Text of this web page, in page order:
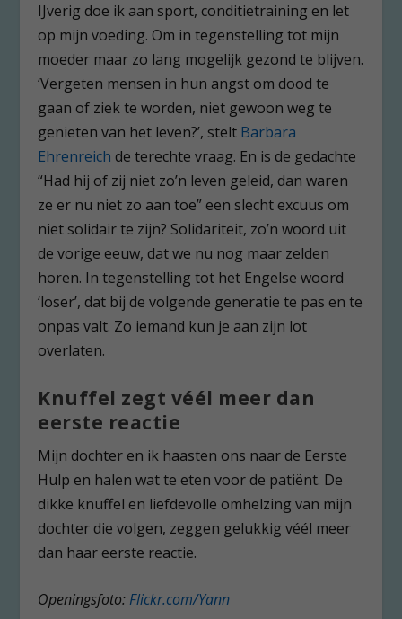
IJverig doe ik aan sport, conditietraining en let
op mijn voeding. Om in tegenstelling tot mijn
moeder maar zo lang mogelijk gezond te blijven.
‘Vergeten mensen in hun angst om dood te
gaan of ziek te worden, niet gewoon weg te
genieten van het leven?’, stelt Barbara
Ehrenreich de terechte vraag. En is de gedachte
“Had hij of zij niet zo’n leven geleid, dan waren
ze er nu niet zo aan toe” een slecht excuus om
niet solidair te zijn? Solidariteit, zo’n woord uit
de vorige eeuw, dat we nu nog maar zelden
horen. In tegenstelling tot het Engelse woord
‘loser’, dat bij de volgende generatie te pas en te
onpas valt. Zo iemand kun je aan zijn lot
overlaten.
Knuffel zegt véél meer dan
eerste reactie
Mijn dochter en ik haasten ons naar de Eerste
Hulp en halen wat te eten voor de patiënt. De
dikke knuffel en liefdevolle omhelzing van mijn
dochter die volgen, zeggen gelukkig véél meer
dan haar eerste reactie.
Openingsfoto:Flickr.com/Yann